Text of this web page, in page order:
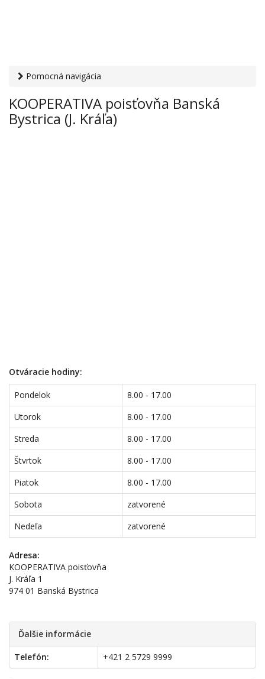
Pomocná navigácia
poisťovňa Banská Bystrica (J. Kráľa)
KOOPERATIVA poisťovňa Banská
Bystrica (J. Kráľa)
Otváracie hodiny:
Pondelok
8.00 - 17.00
Utorok
8.00 - 17.00
Streda
8.00 - 17.00
Štvrtok
8.00 - 17.00
Piatok
8.00 - 17.00
Sobota
zatvorené
Nedeľa
zatvorené
Adresa:
KOOPERATIVA poisťovňa
J. Kráľa 1
974 01 Banská Bystrica
Ďalšie informácie
Telefón: +421 2 5729 9999